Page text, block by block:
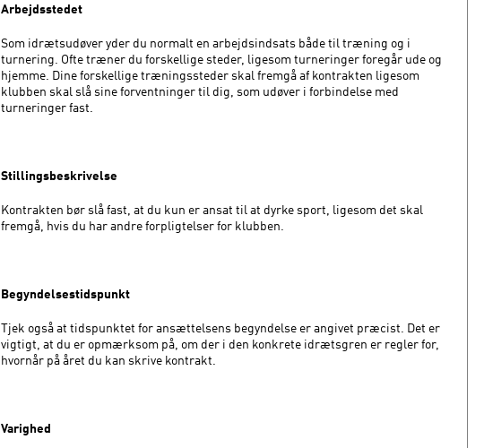
Arbejdsstedet
Som idrætsudøver yder du normalt en arbejdsindsats både til træning og i
turnering. Ofte træner du forskellige steder, ligesom turneringer foregår ude og
hjemme. Dine forskellige træningssteder skal fremgå af kontrakten ligesom
klubben skal slå sine forventninger til dig, som udøver i forbindelse med
turneringer fast.
Stillingsbeskrivelse
Kontrakten bør slå fast, at du kun er ansat til at dyrke sport, ligesom det skal
fremgå, hvis du har andre forpligtelser for klubben.
Begyndelsestidspunkt
Tjek også at tidspunktet for ansættelsens begyndelse er angivet præcist. Det er
vigtigt, at du er opmærksom på, om der i den konkrete idrætsgren er regler for,
hvornår på året du kan skrive kontrakt.
Varighed